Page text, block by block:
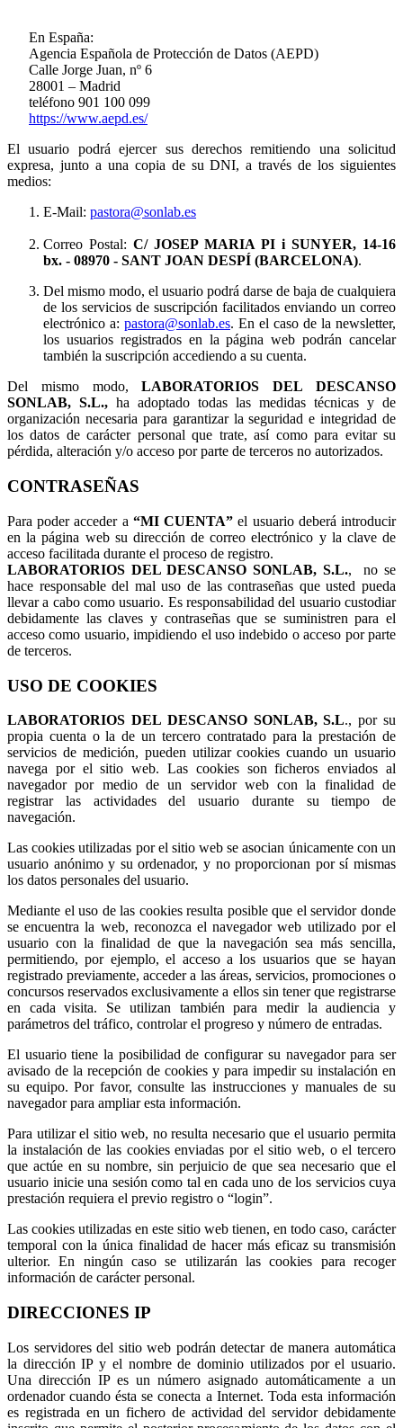
En España:
Agencia Española de Protección de Datos (AEPD)
Calle Jorge Juan, nº 6
28001 – Madrid
teléfono 901 100 099
https://www.aepd.es/
El usuario podrá ejercer sus derechos remitiendo una solicitud
expresa, junto a una copia de su DNI, a través de los siguientes
medios:
E-Mail: pastora@sonlab.es
Correo Postal: C/ JOSEP MARIA PI i SUNYER, 14-16
bx. - 08970 - SANT JOAN DESPÍ (BARCELONA).
Del mismo modo, el usuario podrá darse de baja de cualquiera
de los servicios de suscripción facilitados enviando un correo
electrónico a: pastora@sonlab.es. En el caso de la newsletter,
los usuarios registrados en la página web podrán cancelar
también la suscripción accediendo a su cuenta.
Del mismo modo,LABORATORIOS DEL DESCANSO
SONLAB, S.L., ha adoptado todas las medidas técnicas y de
organización necesaria para garantizar la seguridad e integridad de
los datos de carácter personal que trate, así como para evitar su
pérdida, alteración y/o acceso por parte de terceros no autorizados.
CONTRASEÑAS
Para poder acceder a “MI CUENTA” el usuario deberá introducir
en la página web su dirección de correo electrónico y la clave de
acceso facilitada durante el proceso de registro.
LABORATORIOS DEL DESCANSO SONLAB, S.L., no se
hace responsable del mal uso de las contraseñas que usted pueda
llevar a cabo como usuario. Es responsabilidad del usuario custodiar
debidamente las claves y contraseñas que se suministren para el
acceso como usuario, impidiendo el uso indebido o acceso por parte
de terceros.
USO DE COOKIES
LABORATORIOS DEL DESCANSO SONLAB, S.L., por su
propia cuenta o la de un tercero contratado para la prestación de
servicios de medición, pueden utilizar cookies cuando un usuario
navega por el sitio web. Las cookies son ficheros enviados al
navegador por medio de un servidor web con la finalidad de
registrar las actividades del usuario durante su tiempo de
navegación.
Las cookies utilizadas por el sitio web se asocian únicamente con un
usuario anónimo y su ordenador, y no proporcionan por sí mismas
los datos personales del usuario.
Mediante el uso de las cookies resulta posible que el servidor donde
se encuentra la web, reconozca el navegador web utilizado por el
usuario con la finalidad de que la navegación sea más sencilla,
permitiendo, por ejemplo, el acceso a los usuarios que se hayan
registrado previamente, acceder a las áreas, servicios, promociones o
concursos reservados exclusivamente a ellos sin tener que registrarse
en cada visita. Se utilizan también para medir la audiencia y
parámetros del tráfico, controlar el progreso y número de entradas.
El usuario tiene la posibilidad de configurar su navegador para ser
avisado de la recepción de cookies y para impedir su instalación en
su equipo. Por favor, consulte las instrucciones y manuales de su
navegador para ampliar esta información.
Para utilizar el sitio web, no resulta necesario que el usuario permita
la instalación de las cookies enviadas por el sitio web, o el tercero
que actúe en su nombre, sin perjuicio de que sea necesario que el
usuario inicie una sesión como tal en cada uno de los servicios cuya
prestación requiera el previo registro o “login”.
Las cookies utilizadas en este sitio web tienen, en todo caso, carácter
temporal con la única finalidad de hacer más eficaz su transmisión
ulterior. En ningún caso se utilizarán las cookies para recoger
información de carácter personal.
DIRECCIONES IP
Los servidores del sitio web podrán detectar de manera automática
la dirección IP y el nombre de dominio utilizados por el usuario.
Una dirección IP es un número asignado automáticamente a un
ordenador cuando ésta se conecta a Internet. Toda esta información
es registrada en un fichero de actividad del servidor debidamente